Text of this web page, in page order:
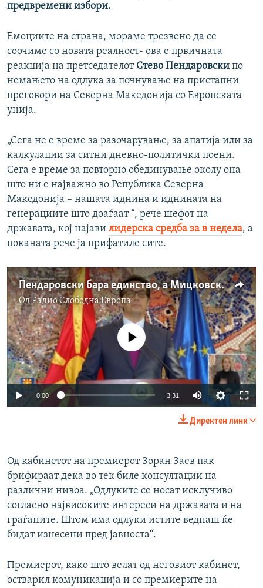
предвремени избори.
Емоциите на страна, мораме трезвено да се
соочиме со новата реалност- ова е првичната
реакција на претседателот Стево Пендаровски по
немањето на одлука за почнување на пристапни
преговори на Северна Македонија со Европската
унија.
„Сега не е време за разочарување, за апатија или за
калкулации за ситни дневно-политички поени.
Сега е време за повторно обединување околу она
што ни е најважно во Република Северна
Македонија – нашата иднина и иднината на
генерациите што доаѓаат “, рече шефот на
државата, кој најави лидерска средба за в недела, а
поканата рече ја прифатиле сите.
Пендаровски бара единство, а Мицковски вонредни избори
ОдРадио Слободна Eвропа
No media source currently available
0:00 3:31
Директен линк
Од кабинетот на премиерот Зоран Заев пак
брифираат дека во тек биле консултации на
различни нивоа. „Одлуките се носат исклучиво
согласно највисоките интереси на државата и на
граѓаните. Штом има одлуки истите веднаш ќе
бидат изнесени пред јавноста“.
Премиерот, како што велат од неговиот кабинет,
остварил комуникација и со премиерите на